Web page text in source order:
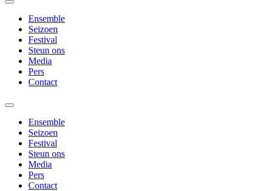
Toggle
navigationEnsemble
Seizoen
Festival
Steun ons
Media
Pers
Contact
Toggle
navigationEnsemble
Seizoen
Festival
Steun ons
Media
Pers
Contact